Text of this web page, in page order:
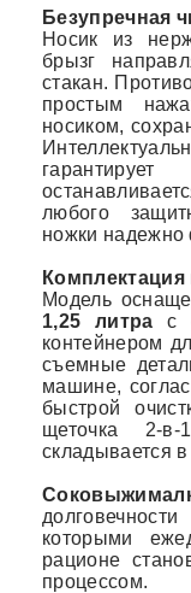
Безупречная
Носик из
брызг
стакан.
простым
носиком,
любого
ножки надежно
Комплектация
Модель
1,25 литрас
контейнером
съемные
машине,
быстрой
щеточка 2-
складывается
которыми
рационе
процессом.